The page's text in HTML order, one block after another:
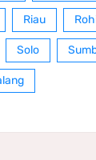
Riau
Solo